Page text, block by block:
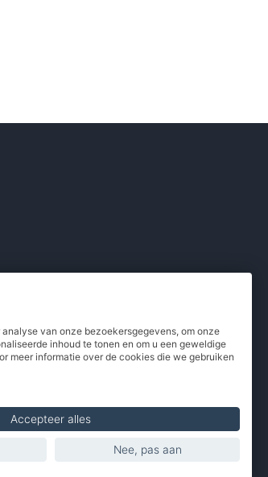
/ MiFi routers
van onze bezoekersgegevens, om onze
inhoud te tonen en om u een geweldige
meer informatie over de cookies die we gebruiken
Accepteer alles
Nee, pas aan